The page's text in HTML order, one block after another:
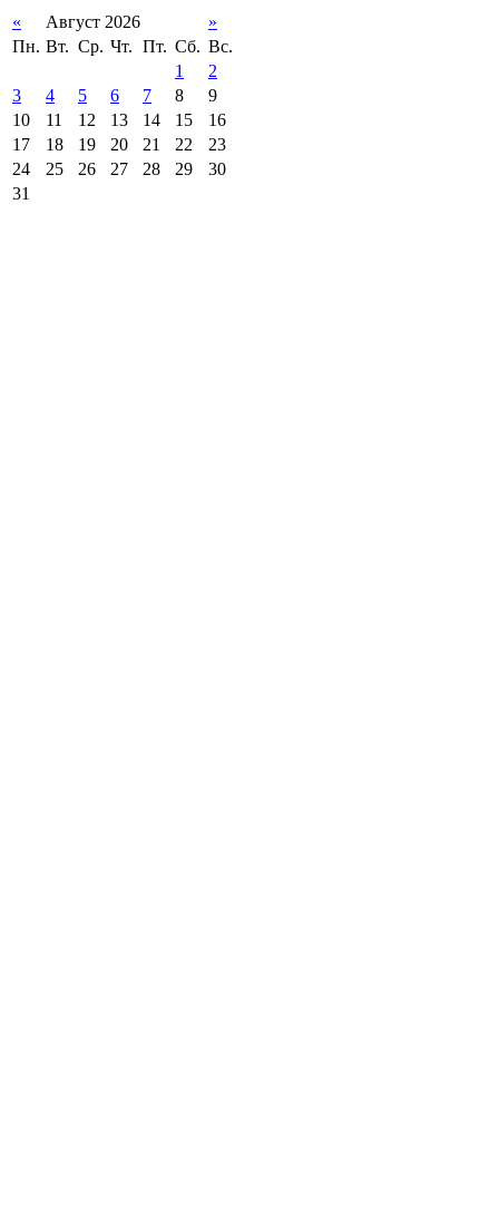
« Август 2026
»
Пн. Вт. Ср. Чт. Пт. Сб. Вс.
1
2
3
4 5 6 7 8
9
10
11 12 13 14 15
16
17
18 19 20 21 22
23
24
25 26 27 28 29
30
31